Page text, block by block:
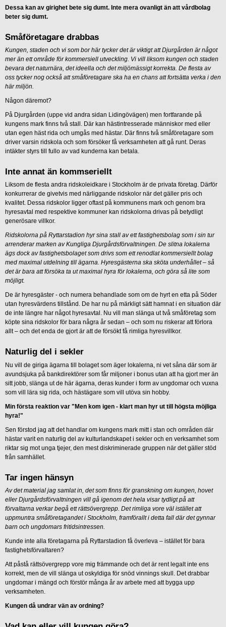
Dessa kan av girighet bete sig dumt. Inte mera ovanligt än att vårdbolag
beter sig dumt.
Småföretagare drabbas
Kungen, staden och vi som bor här tycker det är viktigt att Djurgården är något
mer än ett område för kommersiell utveckling. Vi vill liksom kungen och staden
bevara det naturnära, det ideella och det miljömässigt korrekta. De flesta av
oss tycker nog också att småföretagare ska ha en chans att fortsätta verka i den
här miljön.
Någon däremot?
På Djurgården (uppe vid andra sidan Lidingövägen) men fortfarande på
kungens mark finns två stall. Där kan hästintresserade människor med eller
utan egen häst rida och umgås med hästar. Där finns två småföretagare som
driver varsin ridskola och som försöker få verksamheten att gå runt. Deras
intäkter styrs till fullo av vad kunderna kan betala.
Inte annat än kommseriellt
Liksom de flesta andra ridskoleidkare i Stockholm är de privata företag. Därför
konkurrerar de givetvis med närliggande ridskolor när det gäller pris och
kvalitet. Dessa ridskolor ligger oftast på kommunens mark och genom bra
hyresavtal med respektive kommuner kan ridskolorna drivas på betydligt
generösare villkor.
Ridskolorna på Ryttarstadion hyr sina stall av ett fastighetsbolag som i sin tur
arrenderar marken av Kungliga Djurgårdsförvaltningen. De slitna lokalerna
ägs dock av fastighetsbolaget som drivs som ett renodlat kommersiellt bolag
med maximal utdelning till ägarna. Hyresgästerna ska sköta underhållet – så
det är bara att försöka ta ut maximal hyra för lokalerna, och göra så lite som
möjligt.
De är hyresgäster - och numera behandlade som om de hyrt en etta på Söder
utan hyresvärdens tillstånd. De har nu på märkligt sätt hamnat i en situation där
de inte längre har något hyresavtal. Nu vill man slänga ut två småföretag som
köpte sina ridskolor för bara några år sedan – och som nu riskerar att förlora
allt – och det enda de gjort är att de försökt få rimliga hyresvillkor.
Naturlig del i sekler
Nu vill de giriga ägarna till bolaget som äger lokalerna, ni vet såna där som är
avundsjuka på bankdirektörer som får miljoner i bonus utan att ha gjort mer än
sitt jobb, slänga ut de här ägarna, deras kunder i form av ungdomar och vuxna
som vill lära sig rida, och hästägare som vill utöva sin hobby.
Min första reaktion var "Men kom igen - klart man hyr ut till högsta möjliga
hyra!"
Sen förstod jag att det handlar om kungens mark mitt i stan och områden där
hästar varit en naturlig del av kulturlandskapet i sekler och en verksamhet som
riktar sig mot unga tjejer, den mest diskriminerade gruppen när det gäller stöd
från samhället.
Tar ingen hänsyn
Av det material jag samlat in, det som finns för granskning om kungen, hovet
eller Djurgårdsförvaltningen vill gå igenom det hela visar tydligt på att
förvaltarna verkar begå ett rättsövergrepp. Det rimliga vore väl istället att
uppmuntra småföretagandet i Stockholm, framförallt i detta fall där det gynnar
barn och ungdomars fritidsintressen.
Kunde inte alla företagarna på Ryttarstadion få överleva – istället för bara
fastighetsförvaltaren?
Att påstå rättsövergrepp vore mig främmande och det är rent legalt inte ens
korrekt, men de vill slänga ut oskyldiga för snöd vinnings skull. Det drabbar
ungdomar i mängd och förstör många år av arbete med att bygga upp
verksamheten.
Kungen då undrar vän av ordning?